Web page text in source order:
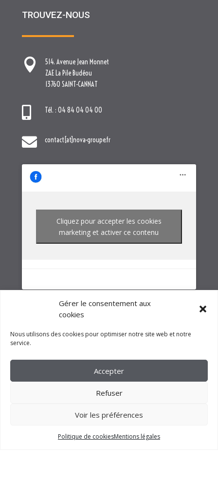
Gérer le consentement aux
cookies
Nous utilisons des cookies pour optimiser notre site web et notre
service.
Accepter
Refuser
Voir les préférences
Politique de cookiesMentions légales

 contact[at]nova-groupe.fr
Cliquez pour accepter les cookies
FM CRÉATION